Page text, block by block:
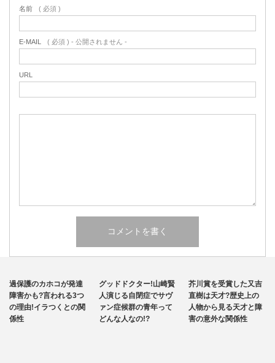
名前 ( 必須 )
E-MAIL ( 必須 ) - 公開されません -
URL
護のカホコが発達
かも?言われる3つ
由!イラつくとの関
自閉症
グッドドクター!山崎賢
人演じる自閉症でサヴ
ァン症候群の青年って
どんな人なの!?
芥川賞を受賞した又吉
直樹は天才?歴史上の
人物から見る天才と障
害の意外な関係性